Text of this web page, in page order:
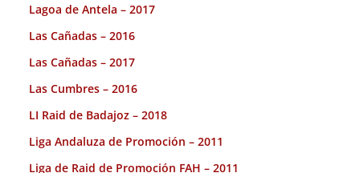
Lagoa de Antela – 2017
Las Cañadas – 2016
Las Cañadas – 2017
Las Cumbres – 2016
LI Raid de Badajoz – 2018
Liga Andaluza de Promoción – 2011
Liga de Raid de Promoción FAH – 2011